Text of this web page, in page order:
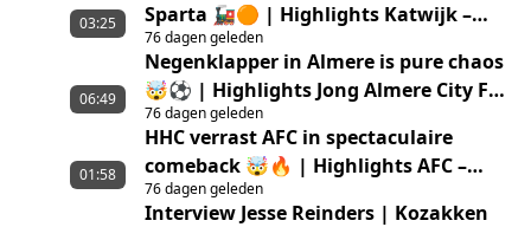
Sparta 🚂🟠 | Highlights Katwijk –
Jong Sparta Rotterdam
76 dagen geleden
03:25
Negenklapper in Almere is pure chaos
🤯⚽ | Highlights Jong Almere City FC
– GVVV
76 dagen geleden
06:49
HHC verrast AFC in spectaculaire
comeback 🤯🔥 | Highlights AFC –
HHC Hardenberg
76 dagen geleden
01:58
Interview Jesse Reinders | Kozakken